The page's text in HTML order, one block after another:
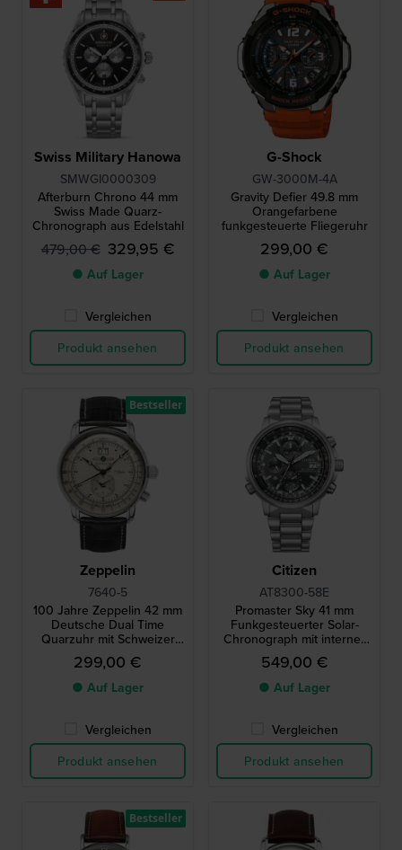
Swiss Military Hanowa
SMWGI0000309
Afterburn Chrono 44 mm
Swiss Made Quarz-
Chronograph aus Edelstahl
479,00 € 329,95 €
● Auf Lager
Vergleichen
Produkt ansehen
G-Shock
GW-3000M-4A
Gravity Defier 49.8 mm
Orangefarbene
funkgesteuerte Fliegeruhr
299,00 €
● Auf Lager
Vergleichen
Produkt ansehen
Zeppelin
7640-5
100 Jahre Zeppelin 42 mm
Deutsche Dual Time
Quarzuhr mit Schweizer
Uhrwerk
299,00 €
● Auf Lager
Vergleichen
Produkt ansehen
Bestseller
Citizen
AT8300-58E
Promaster Sky 41 mm
Funkgesteuerter Solar-
Chronograph mit interner
Luftfahrt-Lünette
549,00 €
● Auf Lager
Vergleichen
Produkt ansehen
Bestseller